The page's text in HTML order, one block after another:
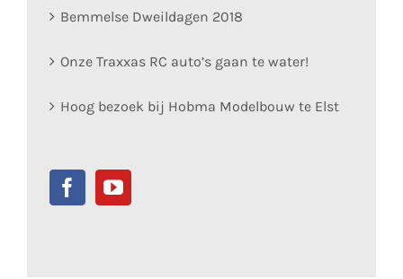
Bemmelse Dweildagen 2018
Onze Traxxas RC auto’s gaan te water!
Hoog bezoek bij Hobma Modelbouw te Elst